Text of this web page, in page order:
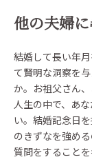
他の夫婦
結婚して長い年
て賢明な洞察を
か。お祖父さん
人生の中で、あ
い。結婚記念日
のきずなを強め
質問をすることを